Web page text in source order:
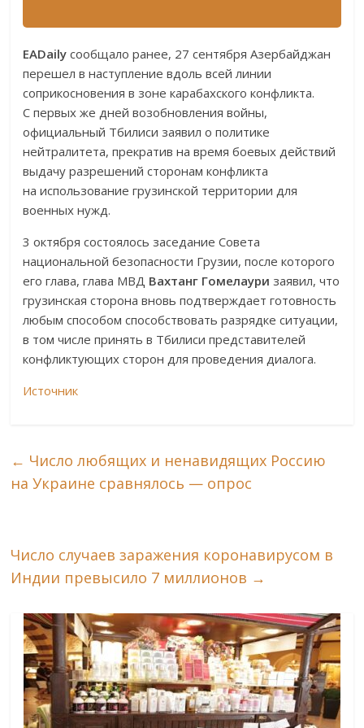
EADaily сообщало ранее, 27 сентября Азербайджан
перешел в наступление вдоль всей линии
соприкосновения в зоне карабахского конфликта.
С первых же дней возобновления войны,
официальный Тбилиси заявил о политике
нейтралитета, прекратив на время боевых действий
выдачу разрешений сторонам конфликта
на использование грузинской территории для
военных нужд.
3 октября состоялось заседание Совета
национальной безопасности Грузии, после которого
его глава, глава МВД Вахтанг Гомелаури заявил, что
грузинская сторона вновь подтверждает готовность
любым способом способствовать разрядке ситуации,
в том числе принять в Тбилиси представителей
конфликтующих сторон для проведения диалога.
Источник
← Число любящих и ненавидящих Россию
на Украине сравнялось — опрос
Число случаев заражения коронавирусом в
Индии превысило 7 миллионов →